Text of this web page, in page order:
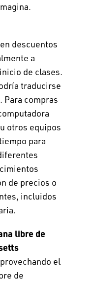
descuentos
a
de clases.
traducirse
compras
otros equipos
para
de precios o
incluidos
libre de
el
de